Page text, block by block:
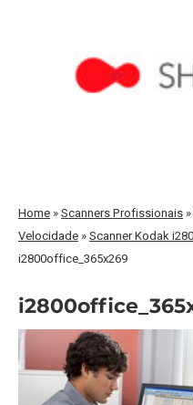
Home »Scanners Profissionais »
Velocidade »Scanner Kodak
i2800office_365x269